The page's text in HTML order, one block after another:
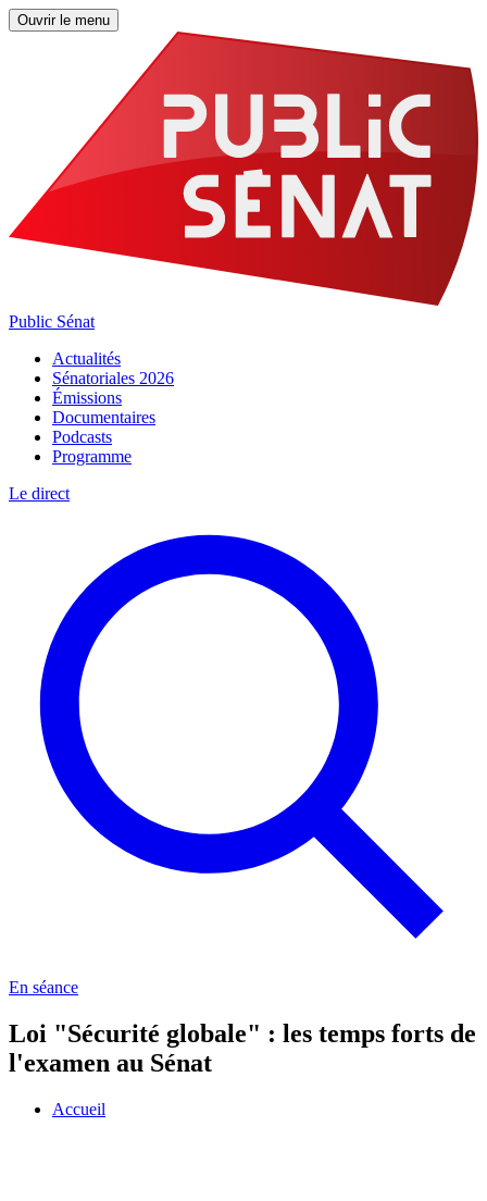
Ouvrir le menu
Public Sénat
Actualités
Sénatoriales 2026
Émissions
Documentaires
Podcasts
Programme
Le direct
En séance
Loi "Sécurité globale" : les temps forts de
l'examen au Sénat
Accueil